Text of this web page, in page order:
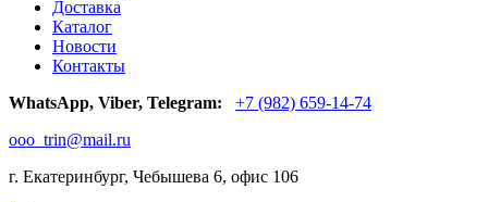
Доставка
Каталог
Новости
Контакты
WhatsApp, Viber, Telegram:
+7 (982) 659-14-74
ooo_trin@mail.ru
г. Екатеринбург, Чебышева 6, офис 106